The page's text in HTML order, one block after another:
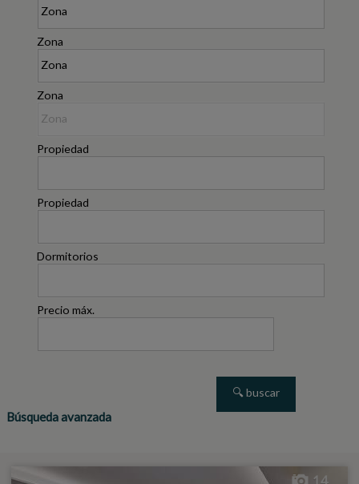
Zona
Zona
Propiedad
Propiedad
Dormitorios
Precio máx.
Búsqueda avanzada